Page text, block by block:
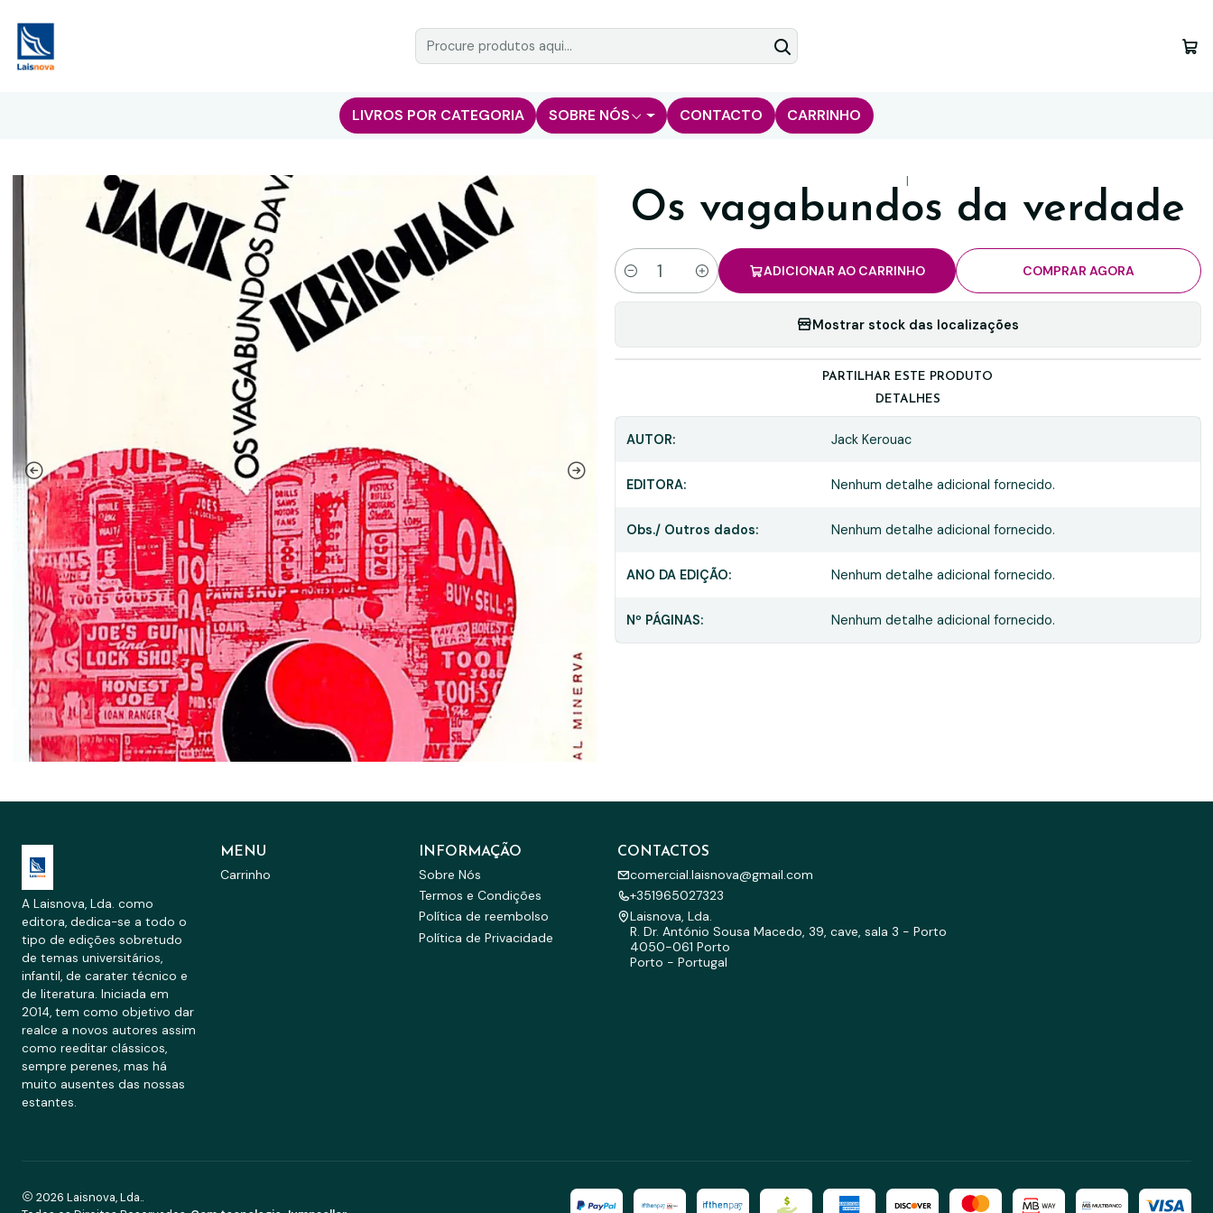
LIVROS POR CATEGORIA SOBRE NÓS CONTACTO CARRINHO
|
Os vagabundos da verdade
Quantidade
ADICIONAR AO CARRINHO COMPRAR AGORA
Mostrar stock das localizações
PARTILHAR ESTE PRODUTO
DETALHES
AUTOR: Jack Kerouac
EDITORA: Nenhum detalhe adicional fornecido.
Obs./ Outros dados: Nenhum detalhe adicional fornecido.
ANO DA EDIÇÃO: Nenhum detalhe adicional fornecido.
Nº PÁGINAS: Nenhum detalhe adicional fornecido.
A Laisnova, Lda. como
editora, dedica-se a todo o
tipo de edições sobretudo
de temas universitários,
infantil, de carater técnico e
de literatura. Iniciada em
2014, tem como objetivo dar
realce a novos autores assim
como reeditar clássicos,
sempre perenes, mas há
muito ausentes das nossas
estantes.
MENU
Carrinho
INFORMAÇÃO
Sobre Nós
Termos e Condições
Política de reembolso
Política de Privacidade
CONTACTOS
comercial.laisnova@gmail.com
+351965027323
Laisnova, Lda.
R. Dr. António Sousa Macedo, 39, cave, sala 3 - Porto
4050-061 Porto
Porto - Portugal
2026 Laisnova, Lda..